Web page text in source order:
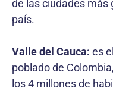
de las ciudades más
país.
Valle del Cauca: es
poblado de
los 4 millones de